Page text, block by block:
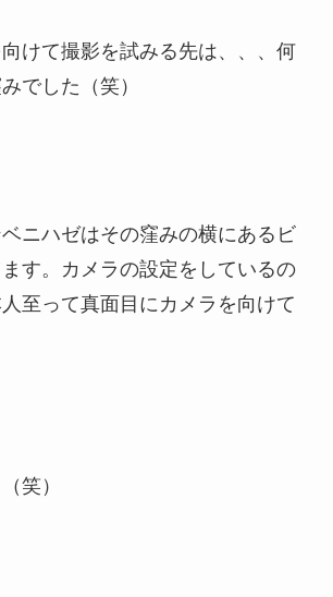
けて撮影を試みる先は、、、何
でした（笑）
ニハゼはその窪みの横にあるビ
す。カメラの設定をしているの
至って真面目にカメラを向けて
笑）